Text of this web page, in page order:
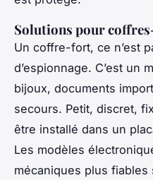
Solutions pour
Un coffre-fort, ce n’est
d’espionnage. C’est un
bijoux, documents
secours. Petit, discret,
être installé dans un
Les modèles
mécaniques plus fiables